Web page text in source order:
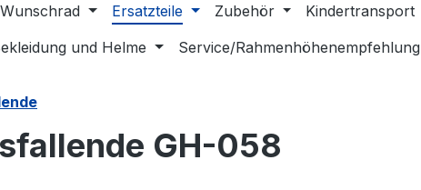
Wunschrad Ersatzteile Zubehör Kindertransport
und Helme Service/Rahmenhöhenempfehlung
GH-058